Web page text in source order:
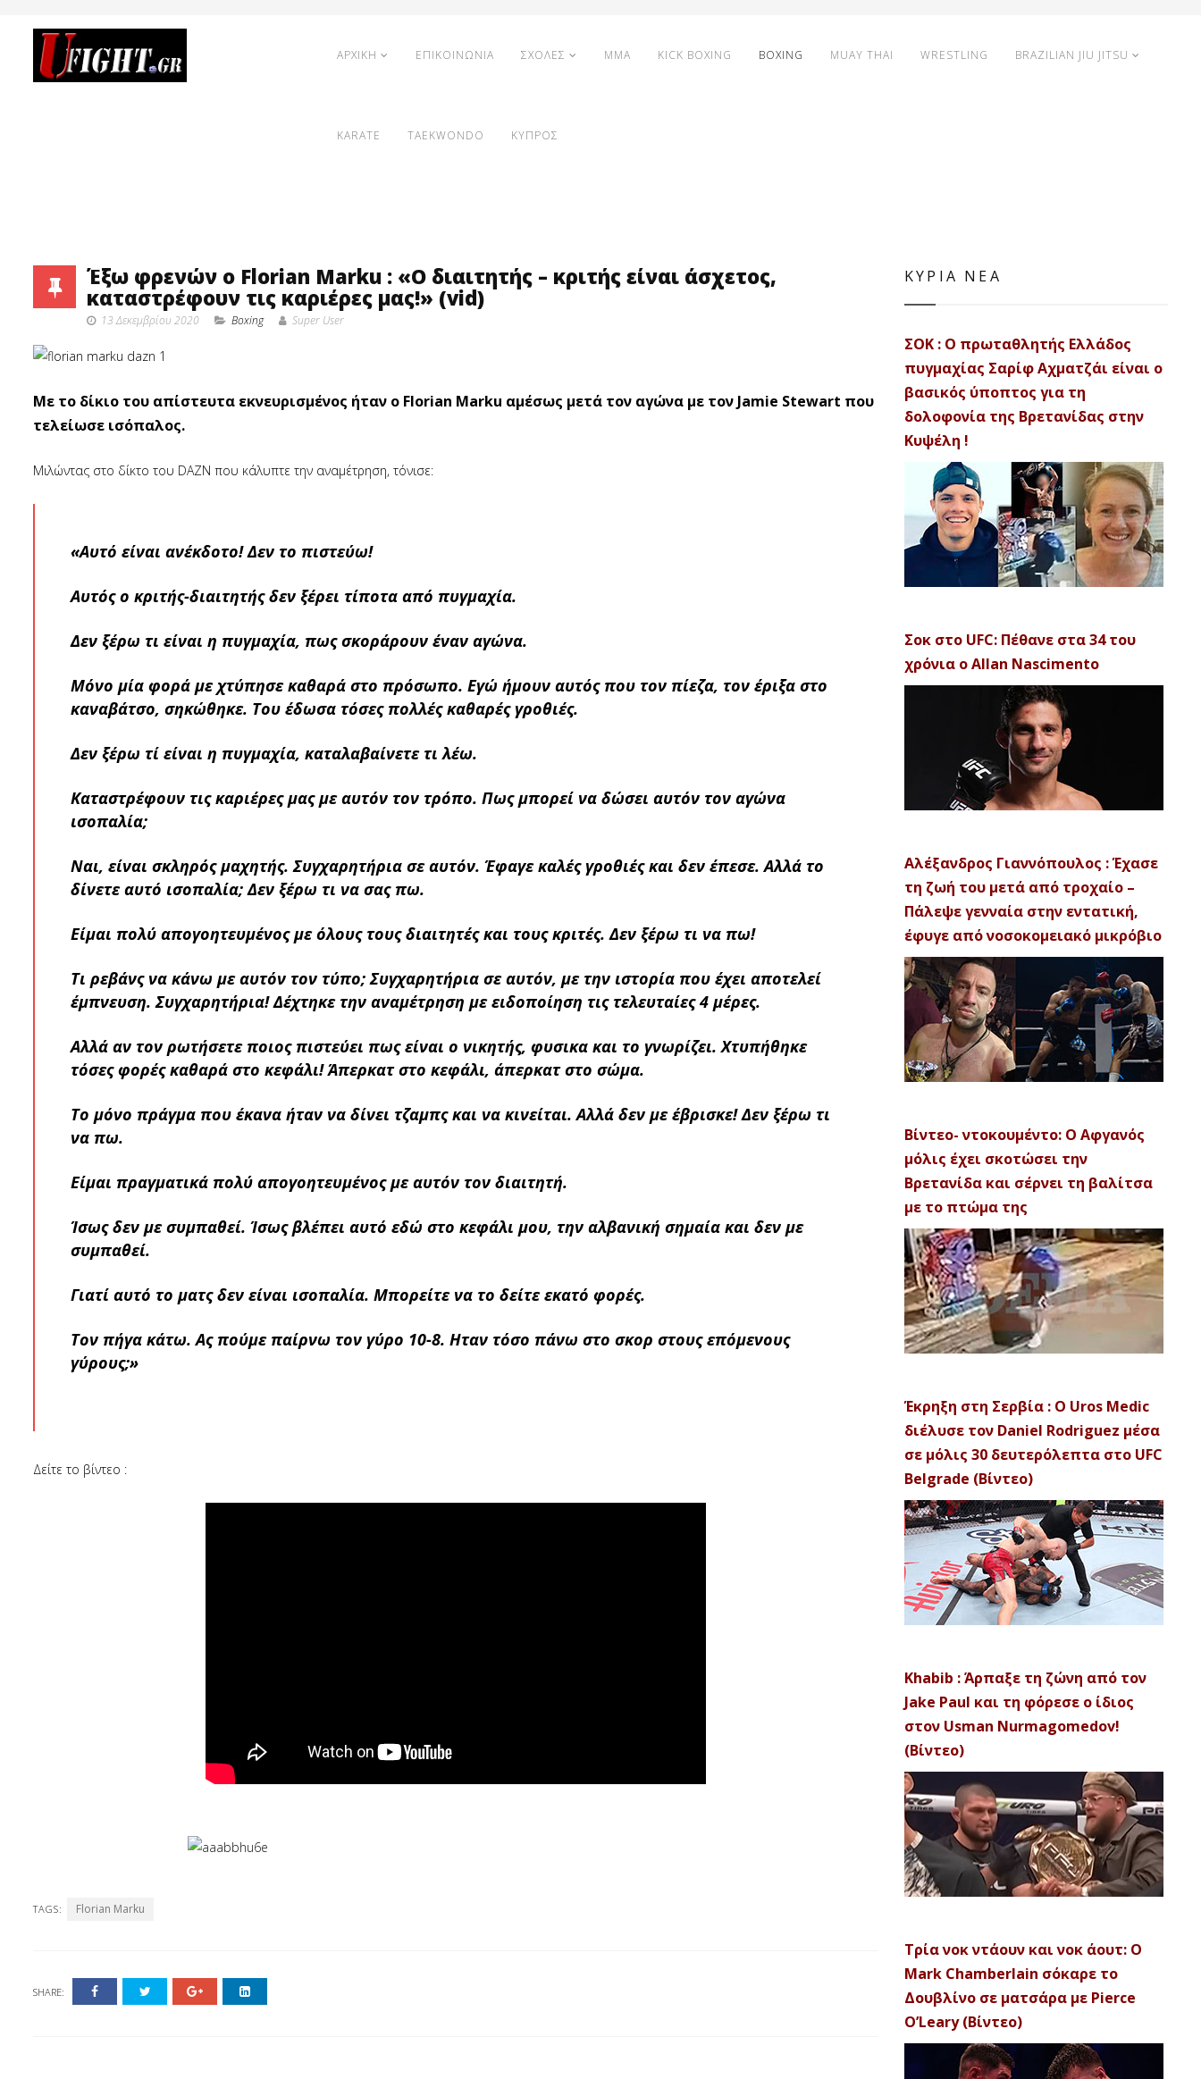
ΑΡΧΙΚΗ ΕΠΙΚΟΙΝΩΝΙΑ ΣΧΟΛΕΣ MMA KICK BOXING BOXING MUAY THAI WRESTLING BRAZILIAN JIU JITSU
KARATE TAEKWONDO ΚΥΠΡΟΣ
Έξω φρενών ο Florian Marku : «Ο διαιτητής – κριτής είναι άσχετος,
καταστρέφουν τις καριέρες μας!» (vid)
13 Δεκεμβρίου 2020 Boxing Super User
Με το δίκιο του απίστευτα εκνευρισμένος ήταν ο Florian Marku αμέσως μετά τον αγώνα με τον Jamie Stewart που
τελείωσε ισόπαλος.
Μιλώντας στο δίκτο του DAZN που κάλυπτε την αναμέτρηση, τόνισε:
«Aυτό είναι ανέκδοτο! Δεν το πιστεύω!
Αυτός ο κριτής-διαιτητής δεν ξέρει τίποτα από πυγμαχία.
Δεν ξέρω τι είναι η πυγμαχία, πως σκοράρουν έναν αγώνα.
Μόνο μία φορά με χτύπησε καθαρά στο πρόσωπο. Εγώ ήμουν αυτός που τον πίεζα, τον έριξα στο
καναβάτσο, σηκώθηκε. Του έδωσα τόσες πολλές καθαρές γροθιές.
Δεν ξέρω τί είναι η πυγμαχία, καταλαβαίνετε τι λέω.
Καταστρέφουν τις καριέρες μας με αυτόν τον τρόπο. Πως μπορεί να δώσει αυτόν τον αγώνα
ισοπαλία;
Ναι, είναι σκληρός μαχητής. Συγχαρητήρια σε αυτόν. Έφαγε καλές γροθιές και δεν έπεσε. Αλλά το
δίνετε αυτό ισοπαλία; Δεν ξέρω τι να σας πω.
Είμαι πολύ απογοητευμένος με όλους τους διαιτητές και τους κριτές. Δεν ξέρω τι να πω!
Τι ρεβάνς να κάνω με αυτόν τον τύπο; Συγχαρητήρια σε αυτόν, με την ιστορία που έχει αποτελεί
έμπνευση. Συγχαρητήρια! Δέχτηκε την αναμέτρηση με ειδοποίηση τις τελευταίες 4 μέρες.
Αλλά αν τον ρωτήσετε ποιος πιστεύει πως είναι ο νικητής, φυσικα και το γνωρίζει. Χτυπήθηκε
τόσες φορές καθαρά στο κεφάλι! Άπερκατ στο κεφάλι, άπερκατ στο σώμα.
Το μόνο πράγμα που έκανα ήταν να δίνει τζαμπς και να κινείται. Αλλά δεν με έβρισκε! Δεν ξέρω τι
να πω.
Είμαι πραγματικά πολύ απογοητευμένος με αυτόν τον διαιτητή.
Ίσως δεν με συμπαθεί. Ίσως βλέπει αυτό εδώ στο κεφάλι μου, την αλβανική σημαία και δεν με
συμπαθεί.
Γιατί αυτό το ματς δεν είναι ισοπαλία. Μπορείτε να το δείτε εκατό φορές.
Τον πήγα κάτω. Ας πούμε παίρνω τον γύρο 10-8. Ηταν τόσο πάνω στο σκορ στους επόμενους
γύρους;»
Δείτε το βίντεο :
TAGS: Florian Marku
SHARE:
ΚΥΡΙΑ ΝΕΑ
ΣΟΚ : Ο πρωταθλητής Ελλάδος
πυγμαχίας Σαρίφ Αχματζάι είναι ο
βασικός ύποπτος για τη
δολοφονία της Βρετανίδας στην
Κυψέλη !
Σοκ στο UFC: Πέθανε στα 34 του
χρόνια ο Allan Nascimento
Αλέξανδρος Γιαννόπουλος : Έχασε
τη ζωή του μετά από τροχαίο –
Πάλεψε γενναία στην εντατική,
έφυγε από νοσοκομειακό μικρόβιο
Βίντεο- ντοκουμέντο: Ο Αφγανός
μόλις έχει σκοτώσει την
Βρετανίδα και σέρνει τη βαλίτσα
με το πτώμα της
Έκρηξη στη Σερβία : Ο Uros Medic
διέλυσε τον Daniel Rodriguez μέσα
σε μόλις 30 δευτερόλεπτα στο UFC
Belgrade (Βίντεο)
Khabib : Άρπαξε τη ζώνη από τον
Jake Paul και τη φόρεσε ο ίδιος
στον Usman Nurmagomedov!
(Βίντεο)
Τρία νοκ ντάουν και νοκ άουτ: Ο
Mark Chamberlain σόκαρε το
Δουβλίνο σε ματσάρα με Pierce
O’Leary (Βίντεο)